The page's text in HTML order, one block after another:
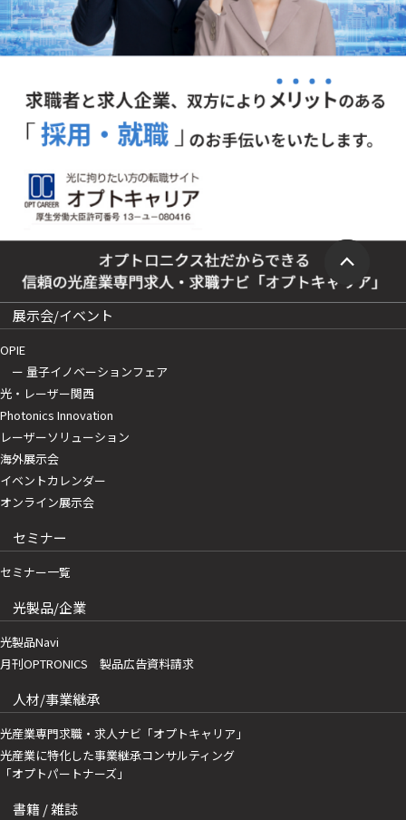
展示会/イベント
OPIE
ー 量子イノベーションフェア
光・レーザー関西
Photonics Innovation
レーザーソリューション
海外展示会
イベントカレンダー
オンライン展示会
セミナー
セミナー一覧
光製品/企業
光製品Navi
月刊OPTRONICS 製品広告資料請求
人材/事業継承
光産業専門求職・求人ナビ「オプトキャリア」
光産業に特化した事業継承コンサルティング
「オプトパートナーズ」
書籍 / 雑誌